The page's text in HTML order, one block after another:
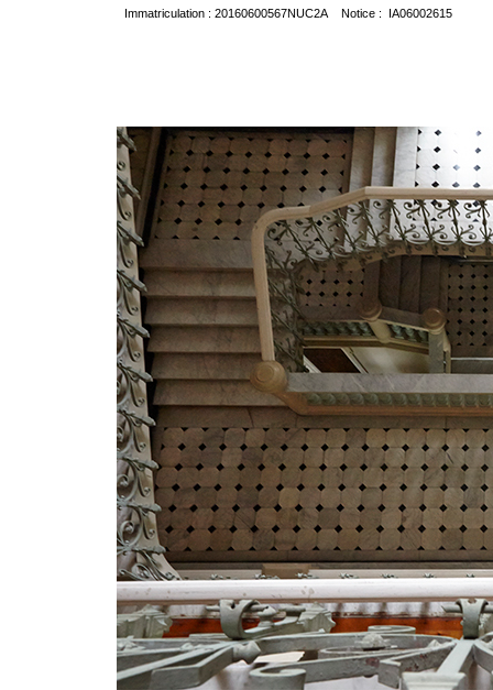
Immatriculation : 20160600567NUC2A Notice : IA06002615